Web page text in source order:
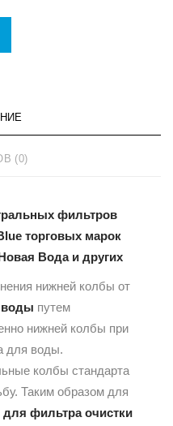
(0)
фильтров
торговых марок
Вода и других
нижней колбы от
воды путем
нижней колбы при
для воды.
колбы стандарта
Таким образом для
фильтра очистки